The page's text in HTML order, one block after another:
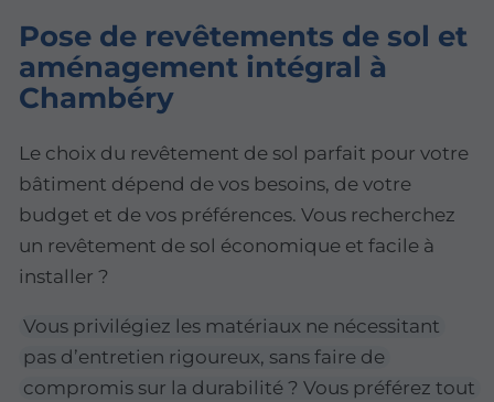
Pose de revêtements de sol et
aménagement intégral à
Chambéry
Le choix du revêtement de sol parfait pour votre
bâtiment dépend de vos besoins, de votre
budget et de vos préférences. Vous recherchez
un revêtement de sol économique et facile à
installer ?
Vous privilégiez les matériaux ne nécessitant
pas d’entretien rigoureux, sans faire de
compromis sur la durabilité ? Vous préférez tout